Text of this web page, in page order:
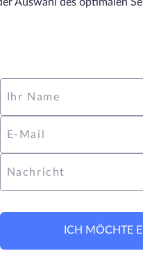
Ihr Name
E-Mail
Nachricht
ICH MÖCHTE